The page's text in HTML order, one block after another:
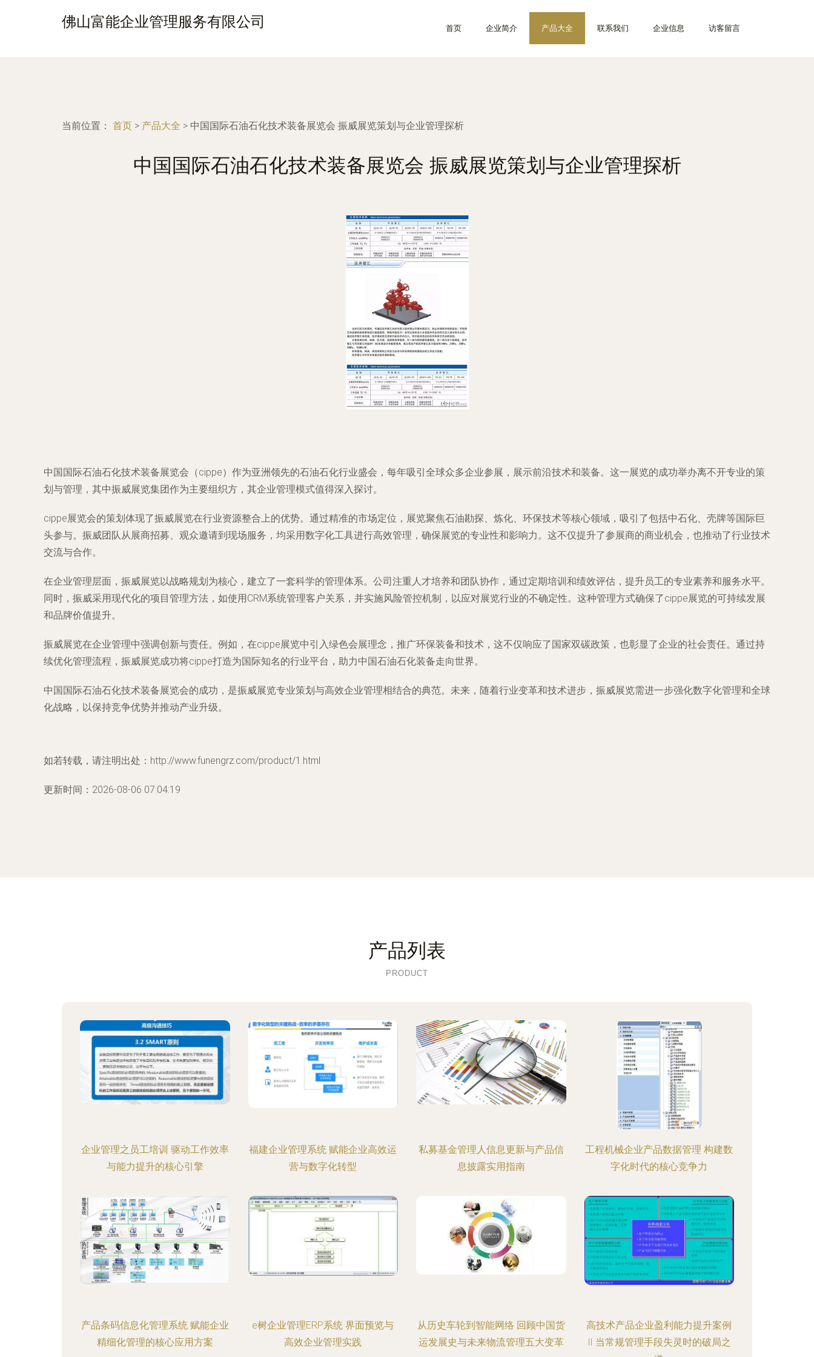
佛山富能企业管理服务有限公司 首页 企业简介 产品大全 联系我们 企业信息 访客留言
当前位置： 首页 > 产品大全 > 中国国际石油石化技术装备展览会 振威展览策划与企业管理探析
中国国际石油石化技术装备展览会 振威展览策划与企业管理探析
中国国际石油石化技术装备展览会（cippe）作为亚洲领先的石油石化行业盛会，每年吸引全球众多企业参展，展示前沿技术和装备。这一展览的成功举办离不开专业的策
划与管理，其中振威展览集团作为主要组织方，其企业管理模式值得深入探讨。
cippe展览会的策划体现了振威展览在行业资源整合上的优势。通过精准的市场定位，展览聚焦石油勘探、炼化、环保技术等核心领域，吸引了包括中石化、壳牌等国际巨
头参与。振威团队从展商招募、观众邀请到现场服务，均采用数字化工具进行高效管理，确保展览的专业性和影响力。这不仅提升了参展商的商业机会，也推动了行业技术
交流与合作。
在企业管理层面，振威展览以战略规划为核心，建立了一套科学的管理体系。公司注重人才培养和团队协作，通过定期培训和绩效评估，提升员工的专业素养和服务水平。
同时，振威采用现代化的项目管理方法，如使用CRM系统管理客户关系，并实施风险管控机制，以应对展览行业的不确定性。这种管理方式确保了cippe展览的可持续发展
和品牌价值提升。
振威展览在企业管理中强调创新与责任。例如，在cippe展览中引入绿色会展理念，推广环保装备和技术，这不仅响应了国家双碳政策，也彰显了企业的社会责任。通过持
续优化管理流程，振威展览成功将cippe打造为国际知名的行业平台，助力中国石油石化装备走向世界。
中国国际石油石化技术装备展览会的成功，是振威展览专业策划与高效企业管理相结合的典范。未来，随着行业变革和技术进步，振威展览需进一步强化数字化管理和全球
化战略，以保持竞争优势并推动产业升级。
如若转载，请注明出处：http://www.funengrz.com/product/1.html
更新时间：2026-08-06 07:04:19
产品列表
PRODUCT
企业管理之员工培训 驱动工作效率
与能力提升的核心引擎
福建企业管理系统 赋能企业高效运
营与数字化转型
私募基金管理人信息更新与产品信
息披露实用指南
工程机械企业产品数据管理 构建数
字化时代的核心竞争力
产品条码信息化管理系统 赋能企业
精细化管理的核心应用方案
e树企业管理ERP系统 界面预览与
高效企业管理实践
从历史车轮到智能网络 回顾中国货
运发展史与未来物流管理五大变革
高技术产品企业盈利能力提升案例
Ⅱ 当常规管理手段失灵时的破局之